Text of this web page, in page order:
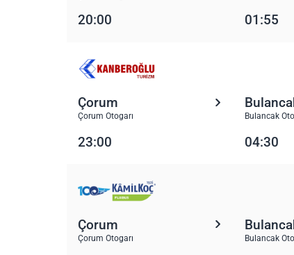
20:00 01:55
Çorum
Çorum Otogarı Bulancak
23:00 04:30
Çorum
Çorum Otogarı Bulancak